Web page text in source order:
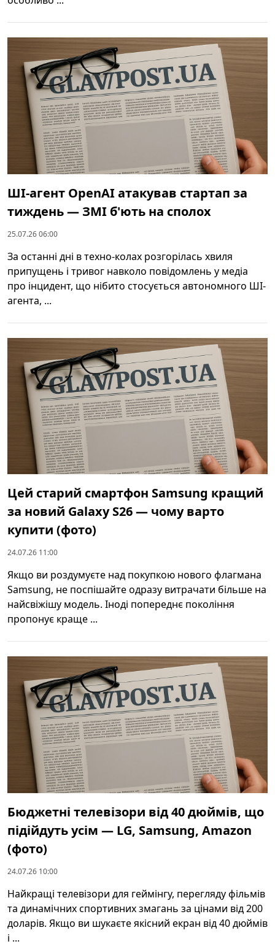
ШІ-агент OpenAI атакував стартап за
тиждень — ЗМІ б'ють на сполох
25.07.26 06:00
За останні дні в техно-колах розгорілась хвиля
припущень і тривог навколо повідомлень у медіа
про інцидент, що нібито стосується автономного ШІ-
агента, ...
Цей старий смартфон Samsung кращий
за новий Galaxy S26 — чому варто
купити (фото)
24.07.26 11:00
Якщо ви роздумуєте над покупкою нового флагмана
Samsung, не поспішайте одразу витрачати більше на
найсвіжішу модель. Іноді попереднє покоління
пропонує краще ...
Бюджетні телевізори від 40 дюймів, що
підійдуть усім — LG, Samsung, Amazon
(фото)
24.07.26 10:00
Найкращі телевізори для геймінгу, перегляду фільмів
та динамічних спортивних змагань за цінами від 200
доларів. Якщо ви шукаєте якісний екран від 40 дюймів
і ...